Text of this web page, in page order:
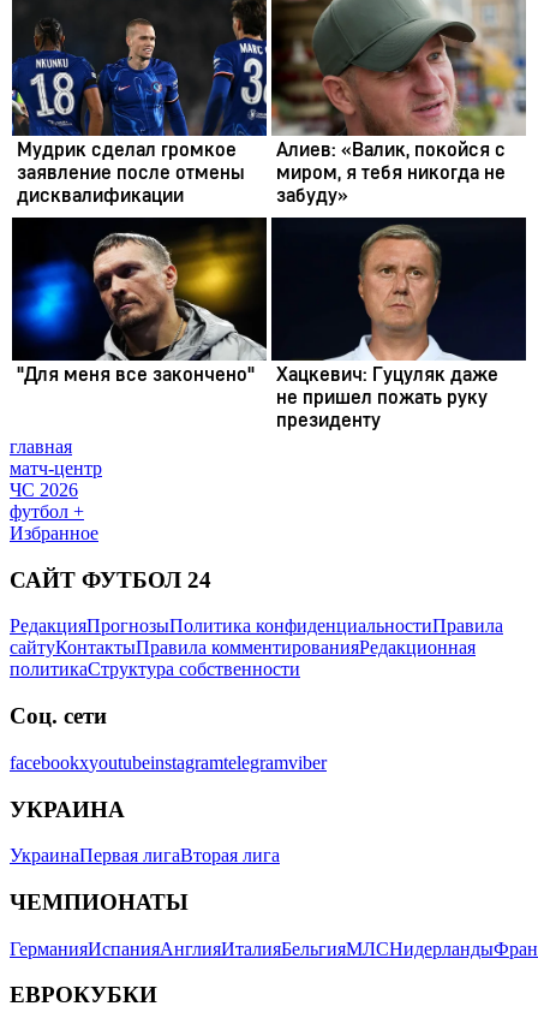
главная
матч-центр
ЧС 2026
футбол +
Избранное
САЙТ ФУТБОЛ 24
РедакцияПрогнозыПолитика конфиденциальностиПравила
сайтуКонтактыПравила комментированияРедакционная
политикаСтруктура собственности
Соц. сети
facebookxyoutubeinstagramtelegramviber
УКРАИНА
УкраинаПервая лигаВторая лига
ЧЕМПИОНАТЫ
ГерманияИспанияАнглияИталияБельгияМЛСНидерланды
ЕВРОКУБКИ